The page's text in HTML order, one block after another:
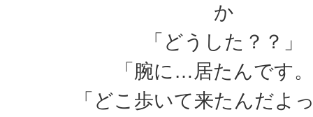
か
「どうした？？」
「腕に…居たんです
「どこ歩いて来たんだよ